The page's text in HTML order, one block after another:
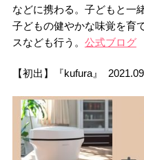
などに携わる。子どもと一
子どもの健やかな味覚を育
スなども行う。 公式ブログ
【初出】『kufura』